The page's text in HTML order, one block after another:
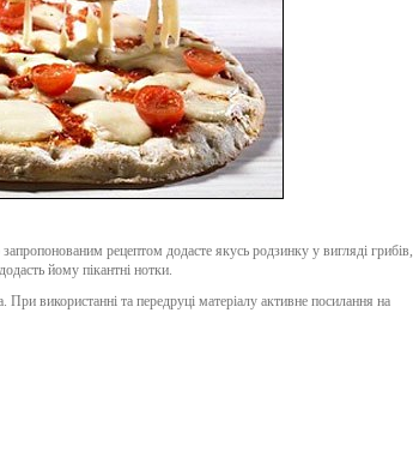
рецептом додасте якусь родзинку у вигляді грибів,
йому пікантні нотки.
використанні та передруці матеріалу активне посилання на